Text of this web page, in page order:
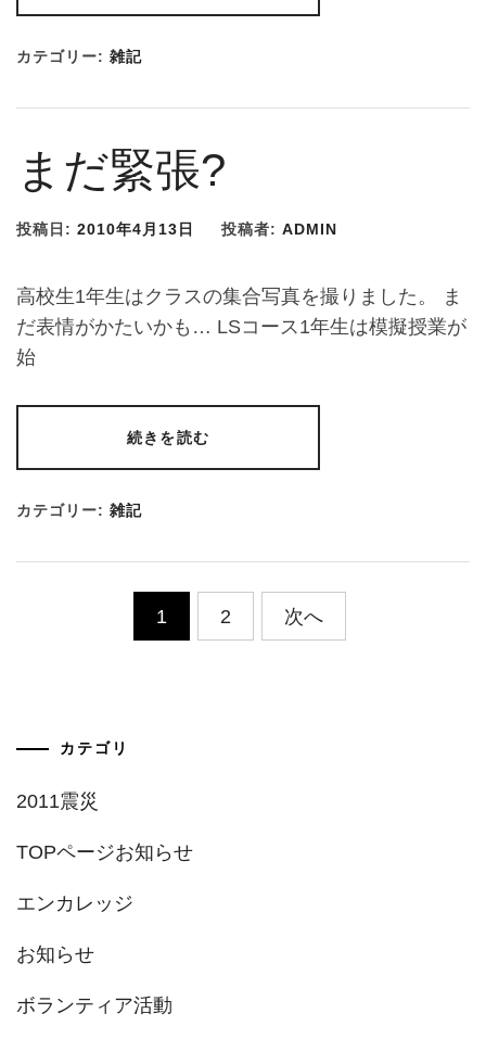
カテゴリー: 雑記
まだ緊張?
投稿日: 2010年4月13日 投稿者: ADMIN
高校生1年生はクラスの集合写真を撮りました。 ま
だ表情がかたいかも… LSコース1年生は模擬授業が
始
続きを読む
カテゴリー: 雑記
ペ
ー
送
り
1 2 次へ
カテゴリ
2011震災
TOPページお知らせ
エンカレッジ
お知らせ
ボランティア活動